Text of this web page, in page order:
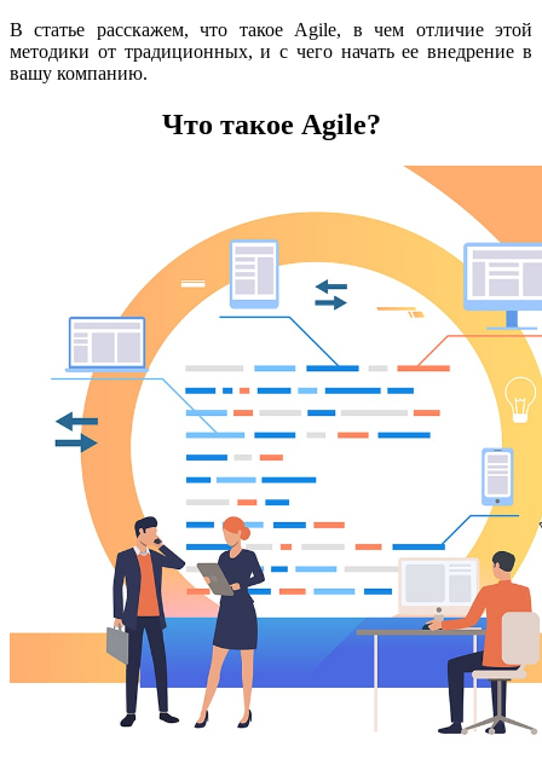
В статье расскажем, что такое Agile, в чем отличие этой
методики от традиционных, и с чего начать ее внедрение в
вашу компанию.
Что такое Agile?